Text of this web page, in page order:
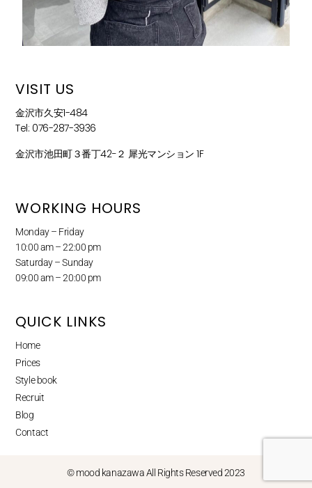
VISIT US
金沢市久安1-484
Tel: 076-287-3936
金沢市池田町３番丁42−２ 犀光マンション 1F
WORKING HOURS
Monday – Friday
10:00 am – 22:00 pm
Saturday – Sunday
09:00 am – 20:00 pm
QUICK LINKS
Home
Prices
Style book
Recruit
Blog
Contact
© mood kanazawa All Rights Reserved 2023